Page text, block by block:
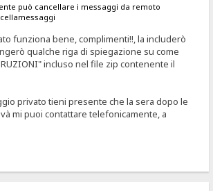
può cancellare i messaggi da remoto
funziona bene, complimenti!!, la includerò
qualche riga di spiegazione su come
incluso nel file zip contenente il
privato tieni presente che la sera dopo le
mi puoi contattare telefonicamente, a